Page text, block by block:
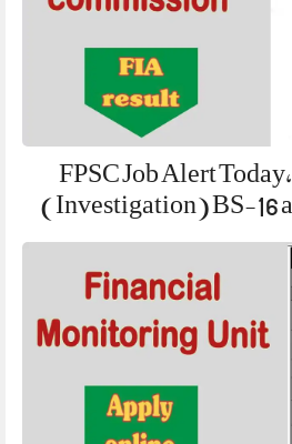
FPSC Job Alert
(Investigation) BS-16